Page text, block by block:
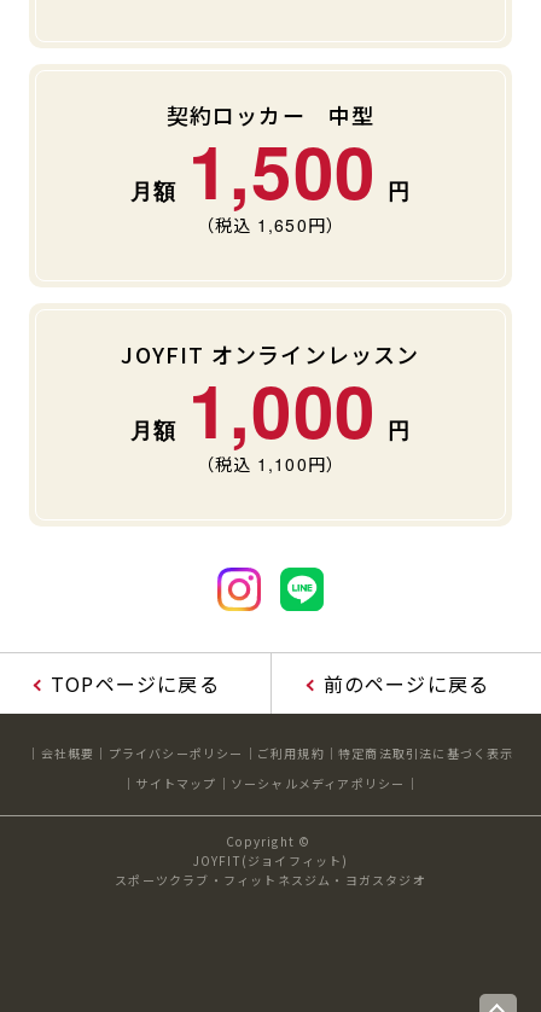
契約ロッカー 中型
1,500
（税込 1,650円）
JOYFIT オンラインレッスン
1,000
（税込 1,100円）
TOPページに戻る 前のページに戻る
会社概要 プライバシーポリシー ご利用規約
特定商法取引法に基づく表示
サイトマップ
ソーシャルメディアポリシー
Copyright ©
JOYFIT(ジョイフィット)
スポーツクラブ・フィットネスジム・ヨガスタジオ